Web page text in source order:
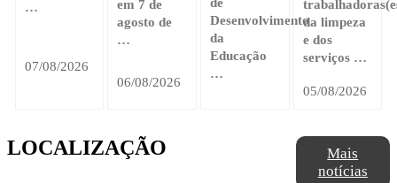
…
07/08/2026
em 7 de
agosto de
…
06/08/2026
Desenvolvimento
da
Educação
…
da limpeza
e dos
serviços …
05/08/2026
Mais
notícias
LOCALIZAÇÃO